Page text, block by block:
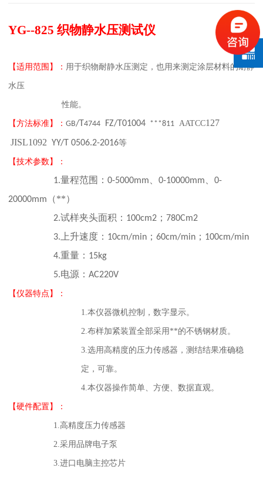
YG--825 织物静水压测试仪
【适用范围】： 用于织物耐静水压测定，也用来测定涂层材料的耐静
水压
性能。
【方法标准】： GB/T 4744 FZ/T01004 ***811 AATCC127
JISL1092 YY/T 0506.2-2016等
【技术参数】 ：
1.量程范围： 0-5000mm 0-10000mm
0-
20000mm （**）
2.试样夹头面积： 100cm2； 780Cm2
3. 上升速度： 10cm/min； 60cm/min； 100cm/min
4.重量： 15kg
5.电源： AC220V
【仪器特点 】：
1.本仪器微机控制，数字显示。
2.布样加紧装置全部采用**的不锈钢材质。
3.选用高精度的压力传感器，测结结果准确稳
定，可靠。
4.本仪器操作简单、 方便、数据直观。
【硬件配置】 ：
1.高精度压力传感器
2.采用品牌电子泵
3.进口电脑主控芯片